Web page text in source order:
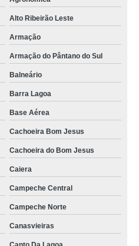
Alto Ribeirão Leste
Armação
Armação do Pântano do Sul
Balneário
Barra Lagoa
Base Aérea
Cachoeira Bom Jesus
Cachoeira do Bom Jesus
Caiera
Campeche Central
Campeche Norte
Canasvieiras